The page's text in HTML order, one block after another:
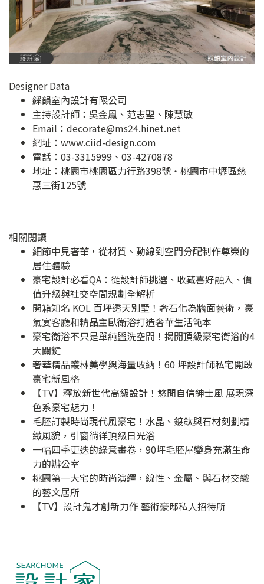
Designer Data
綵韻室內設計有限公司
主持設計師：吳金鳳、范志聖、陳慧敏
Email： decorate@ms24.hinet.net
網址： www.ciid-design.com
電話：03-3315999、03-4270878
地址： 桃園市桃園區力行路398號‧桃園市中壢區慈
惠三街125號
相關閱讀
細節中見奢華，從材質、動線到空間分配制作尊榮的
居住體驗
豪宅設計必看QA：從設計師挑選、收藏喜好融入、價
值升級與社交空間規劃全解析
開箱知名 KOL 百坪透天別墅！奢石化為牆面藝術，豪
氣宴客廳和精品主臥衛浴打造奢華生活範本
豪宅衛浴不只是單純盥洗空間！揭開頂級豪宅衛浴的4
大關鍵
奢華精品叢林美學與海量收納！60 坪設計師私宅開啟
豪宅新風格
【TV】釋放新世代高級設計！悠閒自信紳士風 展現深
色系豪宅魅力！
毛胚訂製時尚現代風豪宅！水晶、鍍鈦與石材刻劃精
緻風貌，引窗徜徉頂級日光浴
一幅四季更迭的綠意畫卷，90坪毛胚屋變身充滿生命
力的辦公室
桃園第一大宅的時尚演繹，線性、金屬、與石材交織
的藝文居所
【TV】設計鬼才創新力作 藝術豪邸私人招待所